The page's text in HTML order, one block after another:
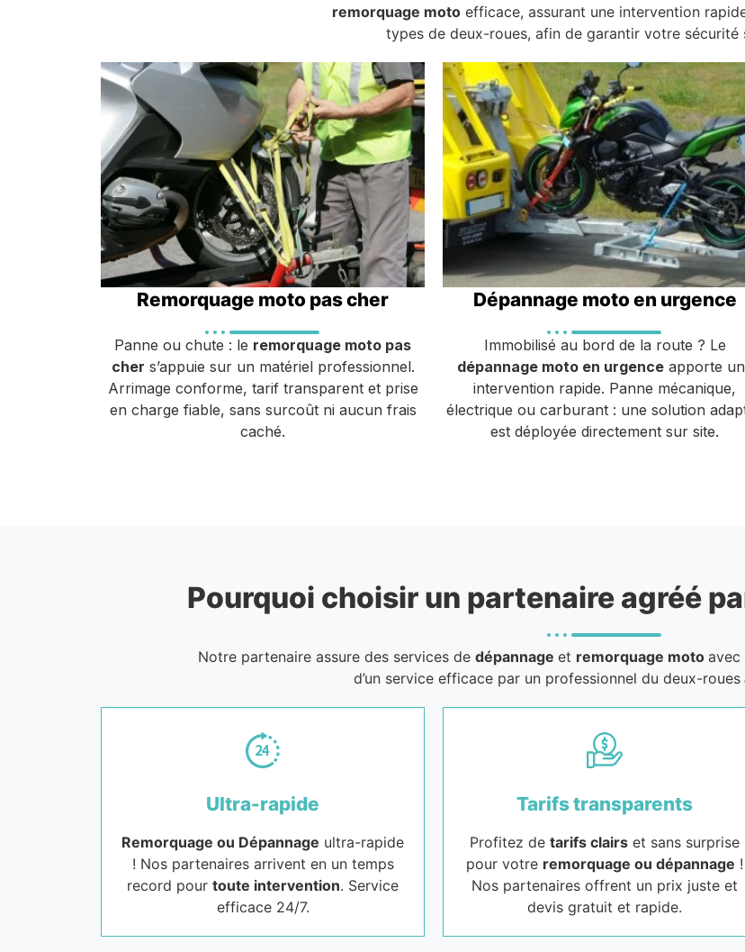
remorquage motoefficace, assurant une intervention
types de deux-roues, afin de garantir votre sécurité
Remorquage moto pas cher
Panne ou chute : le remorquage moto pas
cher s’appuie sur un matériel professionnel.
Arrimage conforme, tarif transparent et prise
en charge fiable, sans surcoût ni aucun frais
caché.
Dépannage moto en urgence
Immobilisé au bord de la route ? Le
dépannage moto en urgenceapporte
intervention rapide. Panne mécanique,
électrique ou carburant : une solution
est déployée directement sur site.
Pourquoi choisir un partenaire agréé
Notre partenaire assure des services de dépannage et remorquage moto avec
d’un service efficace par un professionnel du deux-roues
Ultra-rapide
Remorquage ou Dépannage ultra-rapide
! Nos partenaires arrivent en un temps
record pour toute intervention. Service
efficace 24/7.
Tarifs transparents
Profitez de tarifs clairs et sans surprise
pour votre remorquage ou dépannage !
Nos partenaires offrent un prix juste et
devis gratuit et rapide.